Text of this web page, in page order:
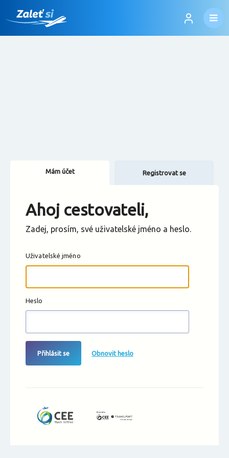
Změnit měnu
Mám účet Registrovat se
Ahoj cestovateli,
Zadej, prosím, své uživatelské jméno a heslo.
Uživatelské jméno
Heslo
Přihlásit se Obnovit heslo